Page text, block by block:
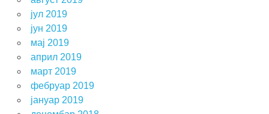
јул 2019
јун 2019
мај 2019
април 2019
март 2019
фебруар 2019
јануар 2019